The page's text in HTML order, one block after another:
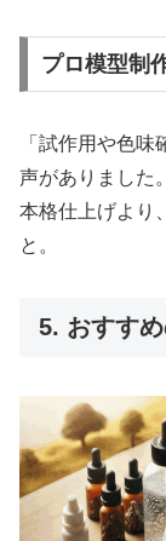
プロ模型制
「試作用や色
声がありました。
本格仕上げより
と。
5. おすす